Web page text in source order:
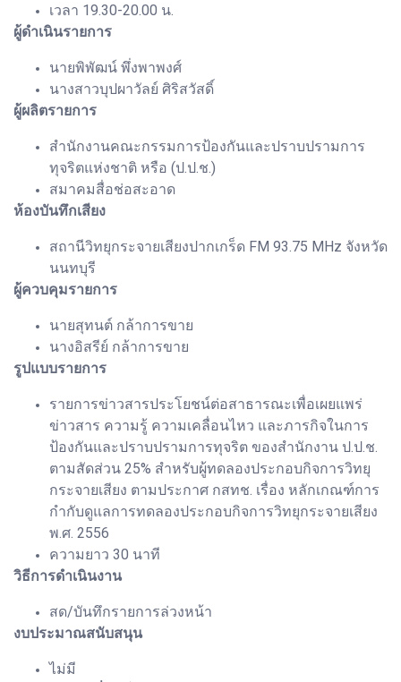
เวลา 19.30-20.00 น.
ผู้ดำเนินรายการ
นายพิพัฒน์ พึ่งพาพงศ์
นางสาวบุปผาวัลย์ ศิริสวัสดิ์
ผู้ผลิตรายการ
สำนักงานคณะกรรมการป้องกันและปราบปรามการ
ทุจริตแห่งชาติ หรือ (ป.ป.ช.)
สมาคมสื่อช่อสะอาด
ห้องบันทึกเสียง
สถานีวิทยุกระจายเสียงปากเกร็ด FM 93.75 MHz จังหวัด
นนทบุรี
ผู้ควบคุมรายการ
นายสุทนต์ กล้าการขาย
นางอิสรีย์ กล้าการขาย
รูปแบบรายการ
รายการข่าวสารประโยชน์ต่อสาธารณะเพื่อเผยแพร่
ข่าวสาร ความรู้ ความเคลื่อนไหว และภารกิจในการ
ป้องกันและปราบปรามการทุจริต ของสำนักงาน ป.ป.ช.
ตามสัดส่วน 25% สำหรับผู้ทดลองประกอบกิจการวิทยุ
กระจายเสียง ตามประกาศ กสทช. เรื่อง หลักเกณฑ์การ
กำกับดูแลการทดลองประกอบกิจการวิทยุกระจายเสียง
พ.ศ. 2556
ความยาว 30 นาที
วิธีการดำเนินงาน
สด/บันทึกรายการล่วงหน้า
งบประมาณสนับสนุน
ไม่มี